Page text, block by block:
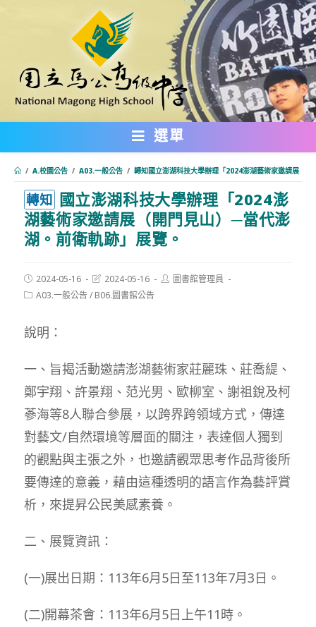
內
選單
/ A.校園公告 / A03.一般公告 / 轉知國立澎湖科技大學辦理「2024澎湖藝術家邀請展（
轉知 國立澎湖科技大學辦理「2024澎
湖藝術家邀請展（開門見山）─當代澎
湖。前衛軌跡」展覽。
Post
published:
2024-05-16
Post
modified:
2024-05-16
Post圖書館管理員
PostA03.一般公告/ B06.圖書館公告
說明：
一、旨揭活動邀請澎湖藝術家莊麗珠、莊喬緹、
鄭宇翔、許景翔、范光男、歐柳室、謝祖銳及柯
蔘海等8人聯合參展，以跨界跨領域方式，傳達
對藝文/自然環境等層面的關注，表達個人獨到
的觀點與主張之外，也邀請觀眾思考作品背後所
要傳達的意義，藉由這種透明的語言作為藝評賞
析，來提昇公民美感素養。
二、展覽資訊：
(一)展出日期：113年6月5日至113年7月3日。
(二)開幕茶會：113年6月5日上午11時。